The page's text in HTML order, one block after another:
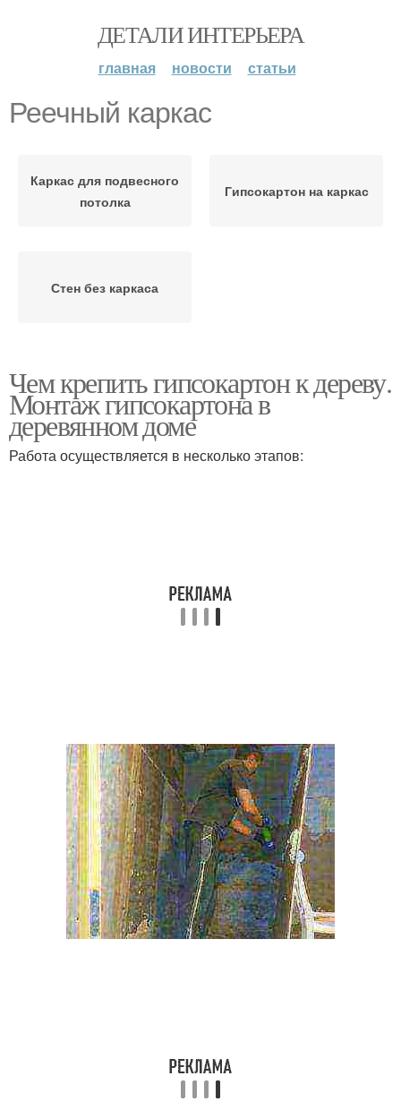
ДЕТАЛИ ИНТЕРЬЕРА
главная новости статьи
Реечный каркас
Каркас для подвесного
потолка
Гипсокартон на каркас
Стен без каркаса
Чем крепить гипсокартон к дереву.
Монтаж гипсокартона в
деревянном доме
Работа осуществляется в несколько этапов: